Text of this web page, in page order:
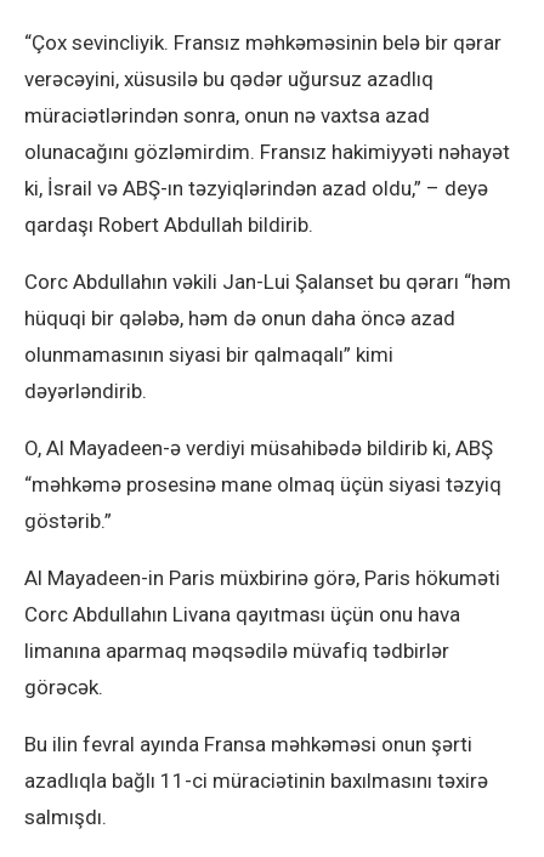
“Çox sevincliyik. Fransız məhkəməsinin belə bir qərar
verəcəyini, xüsusilə bu qədər uğursuz azadlıq
müraciətlərindən sonra, onun nə vaxtsa azad
olunacağını gözləmirdim. Fransız hakimiyyəti nəhayət
ki, İsrail və ABŞ-ın təzyiqlərindən azad oldu,” – deyə
qardaşı Robert Abdullah bildirib.
Corc Abdullahın vəkili Jan-Lui Şalanset bu qərarı “həm
hüquqi bir qələbə, həm də onun daha öncə azad
olunmamasının siyasi bir qalmaqalı” kimi
dəyərləndirib.
O, Al Mayadeen-ə verdiyi müsahibədə bildirib ki, ABŞ
“məhkəmə prosesinə mane olmaq üçün siyasi təzyiq
göstərib.”
Al Mayadeen-in Paris müxbirinə görə, Paris hökuməti
Corc Abdullahın Livana qayıtması üçün onu hava
limanına aparmaq məqsədilə müvafiq tədbirlər
görəcək.
Bu ilin fevral ayında Fransa məhkəməsi onun şərti
azadlıqla bağlı 11-ci müraciətinin baxılmasını təxirə
salmışdı.